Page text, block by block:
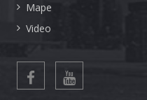
Mape
Video